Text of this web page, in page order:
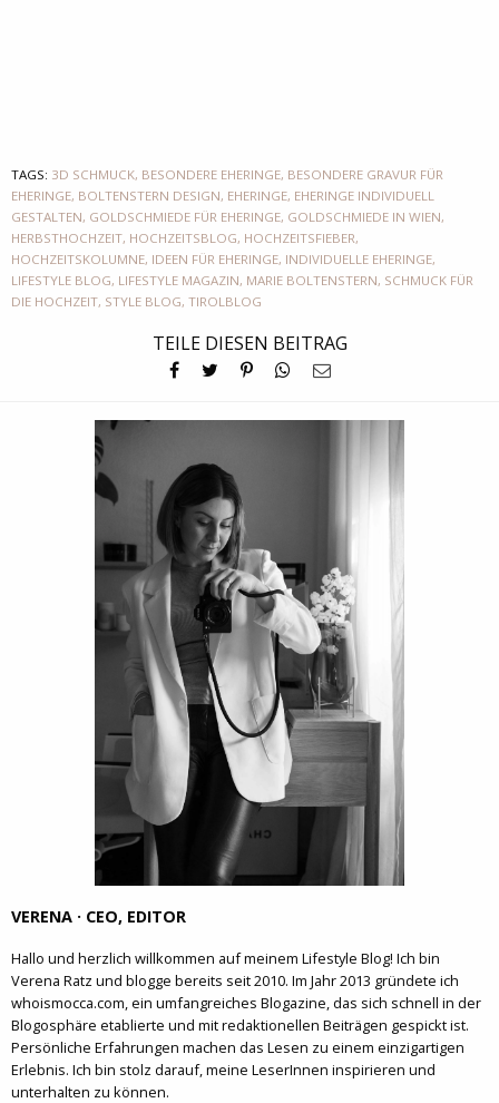
TAGS: 3D SCHMUCK, BESONDERE EHERINGE, BESONDERE GRAVUR FÜR
EHERINGE, BOLTENSTERN DESIGN, EHERINGE, EHERINGE INDIVIDUELL
GESTALTEN, GOLDSCHMIEDE FÜR EHERINGE, GOLDSCHMIEDE IN WIEN,
HERBSTHOCHZEIT, HOCHZEITSBLOG, HOCHZEITSFIEBER,
HOCHZEITSKOLUMNE, IDEEN FÜR EHERINGE, INDIVIDUELLE EHERINGE,
LIFESTYLE BLOG, LIFESTYLE MAGAZIN, MARIE BOLTENSTERN, SCHMUCK FÜR
DIE HOCHZEIT, STYLE BLOG, TIROLBLOG
TEILE DIESEN BEITRAG
VERENA · CEO, EDITOR
Hallo und herzlich willkommen auf meinem Lifestyle Blog! Ich bin
Verena Ratz und blogge bereits seit 2010. Im Jahr 2013 gründete ich
whoismocca.com, ein umfangreiches Blogazine, das sich schnell in der
Blogosphäre etablierte und mit redaktionellen Beiträgen gespickt ist.
Persönliche Erfahrungen machen das Lesen zu einem einzigartigen
Erlebnis. Ich bin stolz darauf, meine LeserInnen inspirieren und
unterhalten zu können.